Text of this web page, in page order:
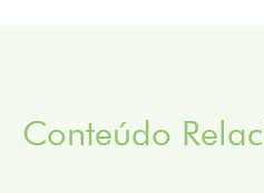
Conteúdo